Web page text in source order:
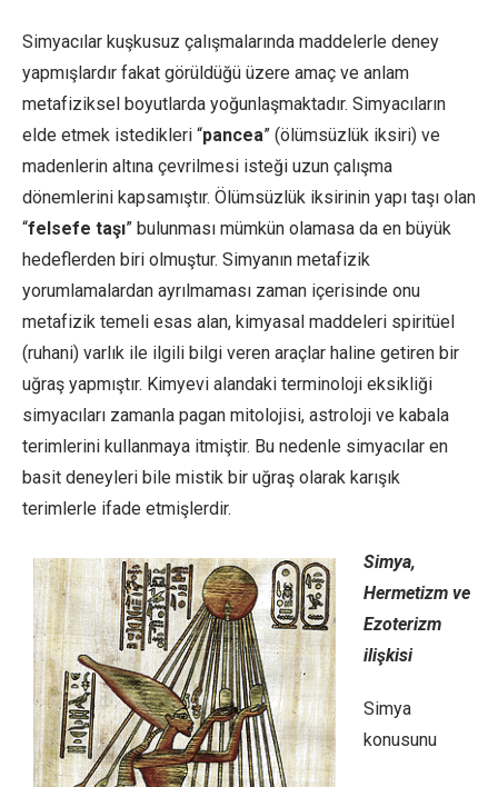
Simyacılar kuşkusuz çalışmalarında maddelerle deney
yapmışlardır fakat görüldüğü üzere amaç ve anlam
metafiziksel boyutlarda yoğunlaşmaktadır. Simyacıların
elde etmek istedikleri “pancea” (ölümsüzlük iksiri) ve
madenlerin altına çevrilmesi isteği uzun çalışma
dönemlerini kapsamıştır. Ölümsüzlük iksirinin yapı taşı olan
“felsefe taşı” bulunması mümkün olamasa da en büyük
hedeflerden biri olmuştur. Simyanın metafizik
yorumlamalardan ayrılmaması zaman içerisinde onu
metafizik temeli esas alan, kimyasal maddeleri spiritüel
(ruhani) varlık ile ilgili bilgi veren araçlar haline getiren bir
uğraş yapmıştır. Kimyevi alandaki terminoloji eksikliği
simyacıları zamanla pagan mitolojisi, astroloji ve kabala
terimlerini kullanmaya itmiştir. Bu nedenle simyacılar en
basit deneyleri bile mistik bir uğraş olarak karışık
terimlerle ifade etmişlerdir.
Simya,
Hermetizm ve
Ezoterizm
ilişkisi
Simya
konusunu